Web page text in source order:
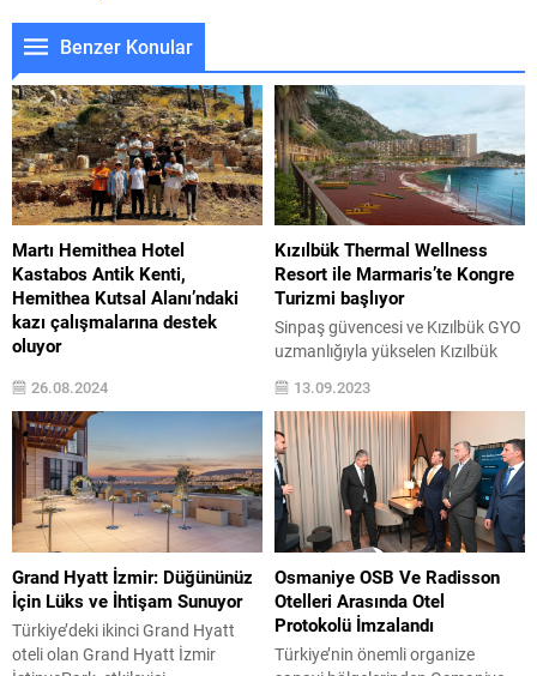
Benzer Konular
Martı Hemithea Hotel
Kastabos Antik Kenti,
Hemithea Kutsal Alanı’ndaki
kazı çalışmalarına destek
oluyor
Türkiye turizminin köklü markası
Martı Hotels & Marinas, yılardır
sürdürdüğü eğitim, spor, arkeoloji
ve kültür sanat alanındaki sosyal
sorumluk desteklerine bir yenisini
daha ekledi. Martı Hotels &
Marinas, adını bölgenin antik
tarihinden alan Martı Hemithea
Hoteli ile 2023 yılında üstlendiği
Kastabos Antik Kenti, Hemithea
Kutsal Alanı’ndaki arkeolojik kazı
çalışmalarının ana...
26.08.2024
Kızılbük Thermal Wellness
Resort ile Marmaris’te Kongre
Turizmi başlıyor
Sinpaş güvencesi ve Kızılbük GYO
uzmanlığıyla yükselen Kızılbük
Thermal Wellness Resort projesi,
balo ve konferans salonlarından
oluşan yaklaşık 950 kişi kapasiteli
kongre merkezi ile Marmaris,
turizm sezonu dışında da binlerce
ziyaretçiyi ağırlayacak. Kızılbük
Thermal Wellness Resort projesi,
konferans ve balo salonları, özel
toplantı odaları ve fuaye
alanından oluşan son teknoloji...
13.09.2023
Grand Hyatt İzmir: Düğününüz
İçin Lüks ve İhtişam Sunuyor
Türkiye’deki ikinci Grand Hyatt
oteli olan Grand Hyatt İzmir
Osmaniye OSB Ve Radisson
Otelleri Arasında Otel
Protokolü İmzalandı
Türkiye’nin önemli organize